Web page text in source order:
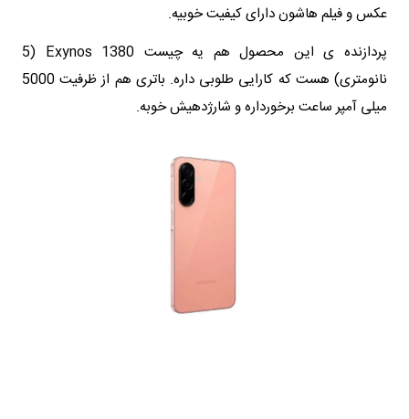
عکس و فیلم هاشون دارای کیفیت خوبیه.
پردازنده ی این محصول هم یه چیست Exynos 1380 (5
نانومتری) هست که کارایی طلوبی داره. باتری هم از ظرفیت 5000
میلی آمپر ساعت برخورداره و شارژدهیش خوبه.